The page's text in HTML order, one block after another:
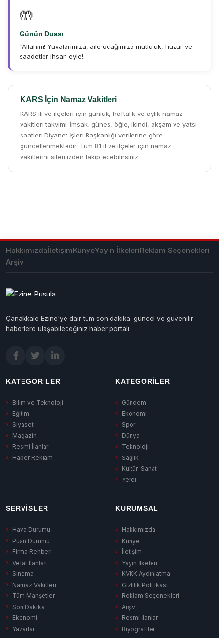
🤲
Günün Duası
"Allahım! Yuvalarımıza, aile ocağımıza mutluluk, huzur ve
saadetler ihsan eyle!
KARS İçin Namaz Vakitleri
KARS ili ve ilçeleri için günlük, haftalık ve aylık namaz
vakitleri takvimi. İmsak, güneş, öğle, ikindi, akşam ve yatsı
saatleri Diyanet İşleri Başkanlığı verilerine göre
güncellenmektedir. Tüm 81 il ve ilçeler için namaz
vakitlerini sitemizden takip edebilirsiniz.
HakkımızdaİletişimKünyeYayın İlkeleriReklam Seçenekleri
Arşiv
Çanakkale Ezine'ye dair tüm son dakika, güncel ve güvenilir
haberlere ulaşabileceğiniz haber portalı
KATEGORILER
Bilim ve Teknoloji
Eğitim
Siyaset
Magazin
Resmi İlanlar
Haber Reklam
KATEGORILER
Gündem
Ekonomi
Spor
Dünya
Teknoloji
Sağlık
Kültür-Sanat
Yerel
SERVISLER
Hava Durumu
Puan Durumu
Firma Rehberi
Vefat İlanları
Sinema
Namaz Vakitleri
Tüm Manşetler
Son Dakika
Ekonomi
Yazarlar
KURUMSAL
Hakkımızda
Künye
İletişim
Yayın İlkeleri
KVKK Aydınlatma
Gizlilik Politikası
Reklam Seçenekleri
Arşiv
Resmi İlanlar
Biyografiler